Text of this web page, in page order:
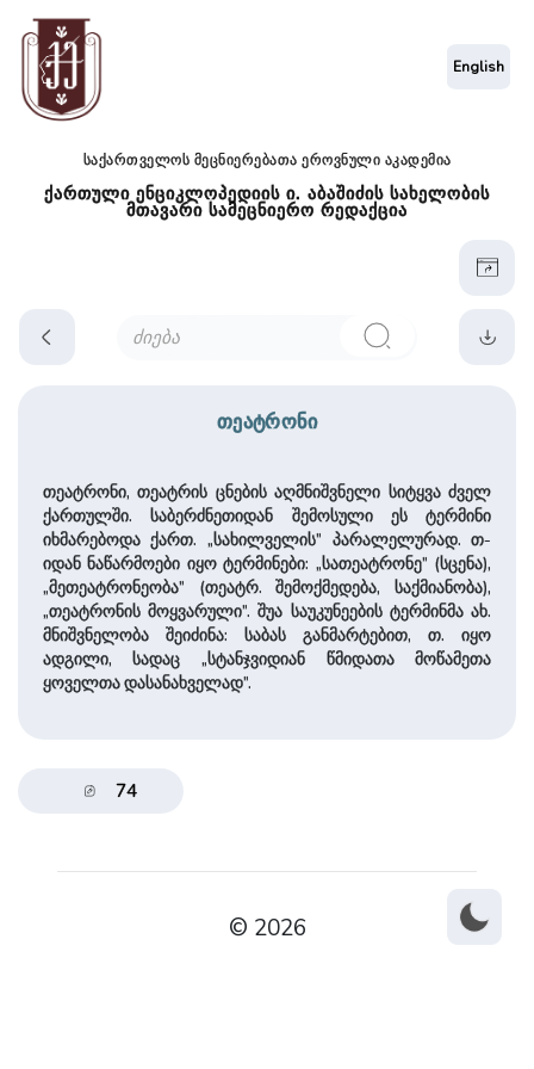
საქართველოს მეცნიერებათა ეროვნული აკადემია
ქართული ენციკლოპედიის ი. აბაშიძის სახელობის
მთავარი სამეცნიერო რედაქცია
English
თეატრონი
თეატრონი, თეატრის ცნების აღმნიშვნელი სიტყვა ძველ
ქართულში. საბერძნეთიდან შემოსული ეს ტერმინი
იხმარებოდა ქართ. „სახილველის” პარალელურად. თ-
იდან ნაწარმოები იყო ტერმინები: „სათეატრონე” (სცენა),
„მეთეატრონეობა” (თეატრ. შემოქმედება, საქმიანობა),
„თეატრონის მოყვარული”. შუა საუკუნეების ტერმინმა ახ.
მნიშვნელობა შეიძინა: საბას განმარტებით, თ. იყო
ადგილი, სადაც „სტანჯვი­დიან წმიდათა მოწამეთა
ყოველთა დასანახველად”.
74
© 2026